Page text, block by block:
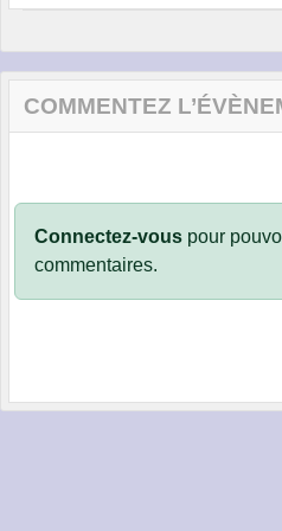
COMMENTEZ
Connectez-vous pour
commentaires.